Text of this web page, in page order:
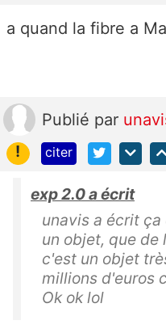
a quand la fibre a
Publié par
!
citer
exp 2.0 a écrit
unavis a écrit
un objet, que de
c'est un objet
millions d'euros
Ok ok lol